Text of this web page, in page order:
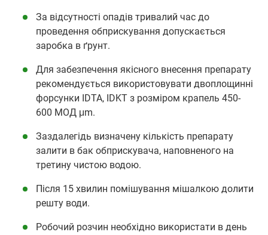
За відсутності опадів тривалий час до
проведення обприскування допускається
заробка в ґрунт.
Для забезпечення якісного внесення препарату
рекомендується використовувати двоплощинні
форсунки IDTA, IDKT з розміром крапель 450-
600 МОД μm.
Заздалегідь визначену кількість препарату
залити в бак обприскувача, наповненого на
третину чистою водою.
Після 15 хвилин помішування мішалкою долити
решту води.
Робочий розчин необхідно використати в день